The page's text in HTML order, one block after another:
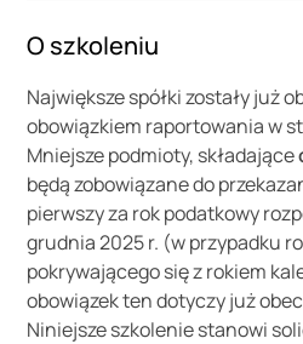
O szkoleniu
Największe spółki zostały już
obowiązkiem raportowania w
Mniejsze podmioty, składające
będą zobowiązane do
pierwszy za rok podatkowy
grudnia 2025 r. (w przypadku
pokrywającego się z rokiem
obowiązek ten dotyczy już
Niniejsze szkolenie stanowi